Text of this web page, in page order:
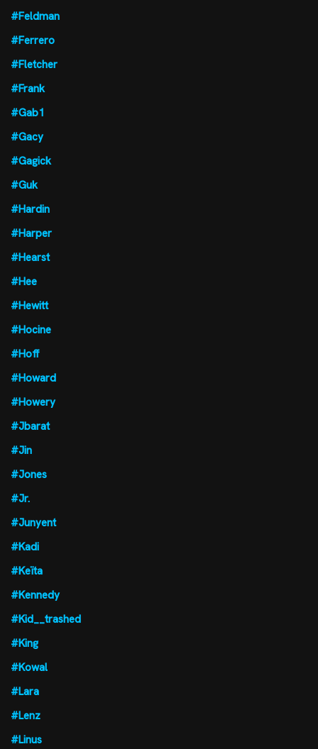
#Feldman
#Ferrero
#Fletcher
#Frank
#Gab1
#Gacy
#Gagick
#Guk
#Hardin
#Harper
#Hearst
#Hee
#Hewitt
#Hocine
#Hoff
#Howard
#Howery
#Jbarat
#Jin
#Jones
#Jr.
#Junyent
#Kadi
#Keïta
#Kennedy
#Kid__trashed
#King
#Kowal
#Lara
#Lenz
#Linus